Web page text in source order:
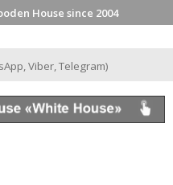
House since 2004
,Viber,Telegram)